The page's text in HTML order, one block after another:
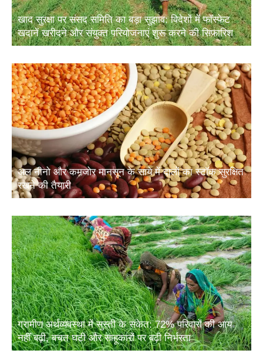
खाद सुरक्षा पर संसद समिति का बड़ा सुझाव: विदेशों में फॉस्फेट
खदानें खरीदने और संयुक्त परियोजनाएं शुरू करने की सिफारिश
अल नीनो और कमजोर मानसून के साये में दालों का स्टॉक सुरक्षित
रखने की तैयारी
ग्रामीण अर्थव्यवस्था में सुस्ती के संकेत: 72% परिवारों की आय
नहीं बढ़ी, बचत घटी और साहूकारों पर बढ़ी निर्भरता